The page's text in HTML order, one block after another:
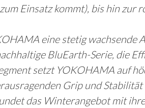
Einsatz kommt), bis hin
eine stetig wachsende
BluEarth-Serie, die
setzt YOKOHAMA auf
Grip und
das Winterangebot mit